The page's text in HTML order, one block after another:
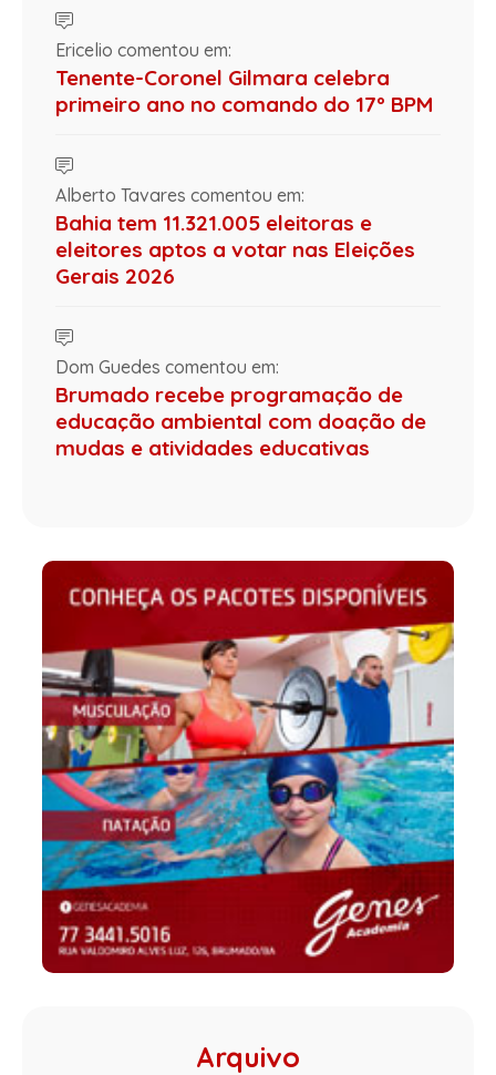
Ericelio comentou em:
Tenente-Coronel Gilmara celebra
primeiro ano no comando do 17º BPM
Alberto Tavares comentou em:
Bahia tem 11.321.005 eleitoras e
eleitores aptos a votar nas Eleições
Gerais 2026
Dom Guedes comentou em:
Brumado recebe programação de
educação ambiental com doação de
mudas e atividades educativas
Arquivo